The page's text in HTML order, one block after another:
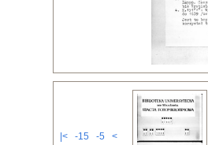
|< -15 -5 <